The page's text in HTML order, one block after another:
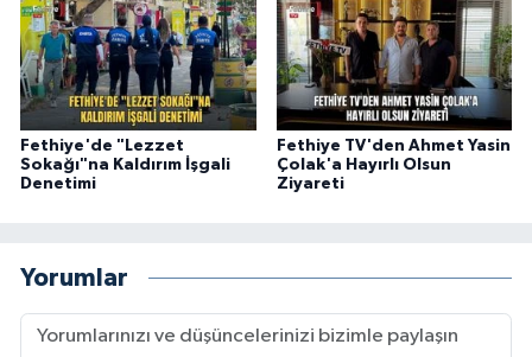
Fethiye'de "Lezzet
Sokağı"na Kaldırım İşgali
Denetimi
Fethiye TV'den Ahmet Yasin
Çolak'a Hayırlı Olsun
Ziyareti
Yorumlar